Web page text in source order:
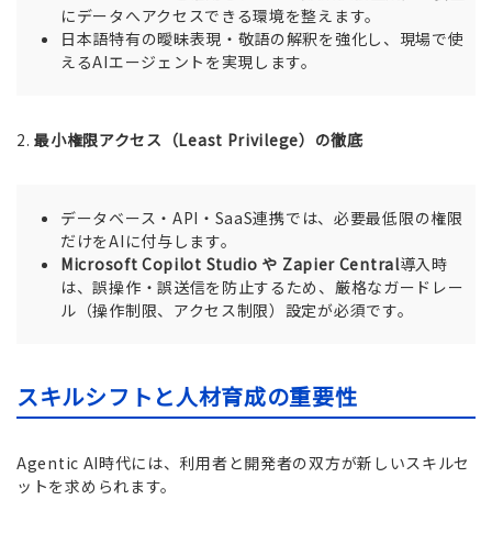
にデータへアクセスできる環境を整えます。
日本語特有の曖昧表現・敬語の解釈を強化し、現場で使
えるAIエージェントを実現します。
2.最小権限アクセス（Least Privilege）の徹底
データベース・API・SaaS連携では、必要最低限の権限
だけをAIに付与します。
Microsoft Copilot Studio や Zapier Central導入時
は、誤操作・誤送信を防止するため、厳格なガードレー
ル（操作制限、アクセス制限）設定が必須です。
スキルシフトと人材育成の重要性
Agentic AI時代には、利用者と開発者の双方が新しいスキルセ
ットを求められます。